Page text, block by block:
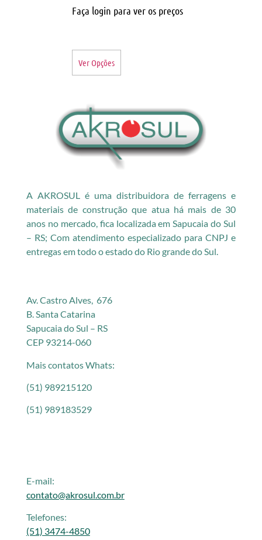
Faça login para ver os preços
Ver Opções
A AKROSUL é uma distribuidora de ferragens e
materiais de construção que atua há mais de 30
anos no mercado, fica localizada em Sapucaia do Sul
– RS; Com atendimento especializado para CNPJ e
entregas em todo o estado do Rio grande do Sul.
Av. Castro Alves, 676
B. Santa Catarina
Sapucaia do Sul – RS
CEP 93214-060
Mais contatos Whats:
(51) 989215120
(51) 989183529
E-mail:
contato@akrosul.com.br
Telefones:
(51) 3474-4850